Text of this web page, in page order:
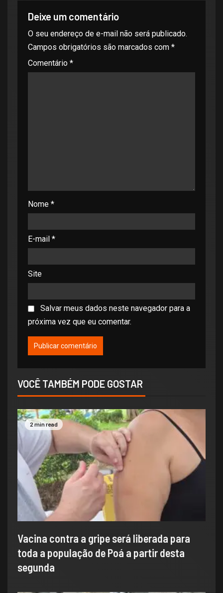
Deixe um comentário
O seu endereço de e-mail não será publicado.
Campos obrigatórios são marcados com *
Comentário *
Nome *
E-mail *
Site
Salvar meus dados neste navegador para a
próxima vez que eu comentar.
VOCÊ TAMBÉM PODE GOSTAR
2 min read
Vacina contra a gripe será liberada para
toda a população de Poá a partir desta
segunda